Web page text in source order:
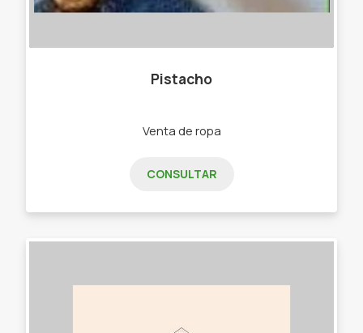
Pistacho
Venta de ropa
CONSULTAR